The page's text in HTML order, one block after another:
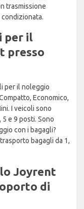
trasmissione
per il
presso
per il noleggio
Economico,
I veicoli sono
e 9 posti. Sono
con i bagagli?
bagagli da 1,
Joyrent
di